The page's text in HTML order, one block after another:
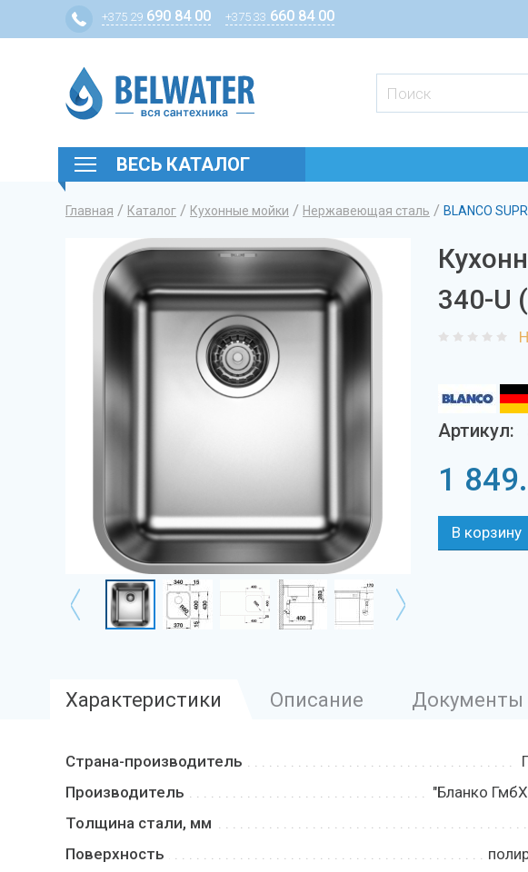
+375 29 690 84 00 +375 33 660 84 00
ВЕСЬ КАТАЛОГ
Вы здесь
Главная / Каталог / Кухонные мойки / Нержавеющая сталь / BLANCO
340-U
Артикул:
1
Характеристики Описание Документы
Страна-производитель
Производитель
"Бланко
Толщина стали, мм
Поверхность